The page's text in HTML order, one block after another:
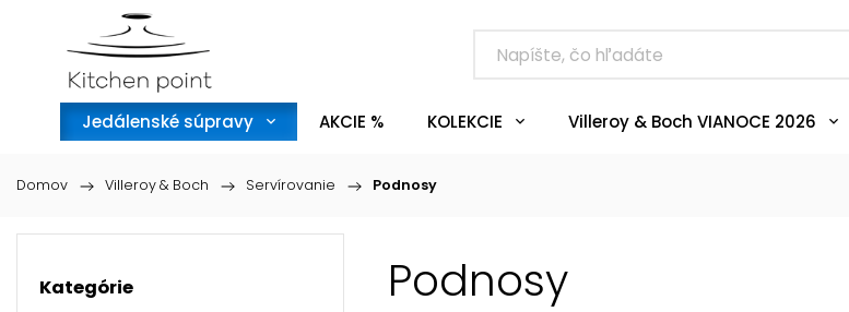
Jedálenské súpravy AKCIE % KOLEKCIE Villeroy & Boch VIANOCE 2026
Domov / Villeroy & Boch / Servírovanie / Podnosy
Kategórie Podnosy